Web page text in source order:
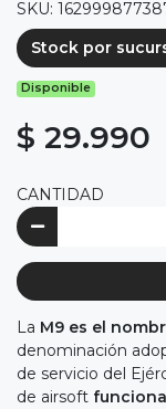
SKU:
Stock por
Disponible
$ 29.990
CANTIDAD
La M9 es el
denominación
de servicio del
de airsoft